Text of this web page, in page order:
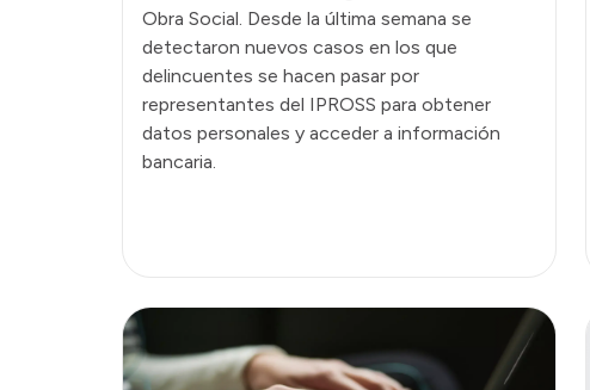
Obra Social. Desde la última semana se
detectaron nuevos casos en los que
delincuentes se hacen pasar por
representantes del IPROSS para obtener
datos personales y acceder a información
bancaria.